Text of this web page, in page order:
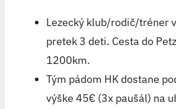
Lezecký klub/rodič/tréner
pretek 3 deti. Cesta do
1200km.
Tým pádom HK dostane
výške 45€ (3x paušál) na